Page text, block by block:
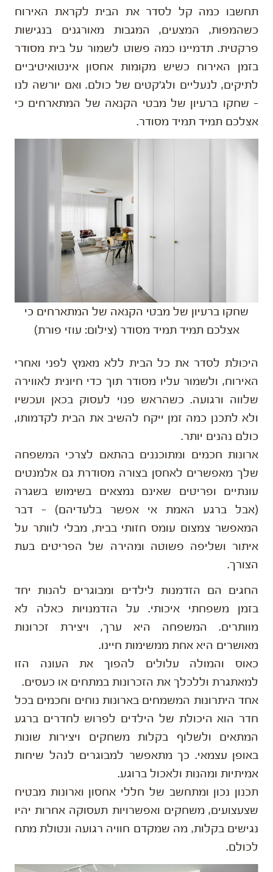
תחשבו כמה קל לסדר את הבית לקראת האירוח
כשהמפות, המצעים, המגבות מאורגנים בנגישות
פרקטית. תדמיינו כמה פשוט לשמור על בית מסודר
בזמן האירוח כשיש מקומות אחסון אינטואיטיביים
לתיקים, לנעליים ולג'קטים של כולם. ואם יורשה לנו
– שחקו ברעיון של מבטי הקנאה של המתארחים כי
אצלכם תמיד תמיד מסודר.
שחקו ברעיון של מבטי הקנאה של המתארחים כי
אצלכם תמיד תמיד מסודר (צילום: עוזי פורת)
היכולת לסדר את כל הבית ללא מאמץ לפני ואחרי
האירוח, ולשמור עליו מסודר תוך כדי חיונית לאווירה
שלווה ורגועה. כשהראש פנוי לעסוק בכאן ועכשיו
ולא לתכנן כמה זמן ייקח להשיב את הבית לקדמותו,
כולם נהנים יותר.
ארונות חכמים ומתוכננים בהתאם לצרכי המשפחה
שלך מאפשרים לאחסן בצורה מסודרת גם אלמנטים
עונתיים ופריטים שאינם נמצאים בשימוש בשגרה
(אבל ברגע האמת אי אפשר בלעדיהם) – דבר
המאפשר צמצום עומס חזותי בבית, מבלי לוותר על
איתור ושליפה פשוטה ומהירה של הפריטים בעת
הצורך.
החגים הם הזדמנות לילדים ומבוגרים להנות יחד
בזמן משפחתי איכותי. על הזדמנויות כאלה לא
מוותרים. המשפחה היא ערך, ויצירת זכרונות
מאושרים היא אחת ממשימות חיינו.
כאוס והמולה עלולים להפוך את העונה הזו
למאתגרת וללכלך את הזכרונות במתחים או כעסים.
אחד היתרונות המשמחים בארונות נוחים וחכמים בכל
חדר הוא היכולת של הילדים לפרוש לחדרים ברגע
המתאים ולשלוף בקלות משחקים ויצירות שונות
באופן עצמאי. כך מתאפשר למבוגרים לנהל שיחות
אמיתיות ומהנות ולאכול ברוגע.
תכנון נכון ומתחשב של חללי אחסון וארונות מבטיח
שצעצועים, משחקים ואפשרויות תעסוקה אחרות יהיו
נגישים בקלות, מה שמקדם חוויה רגועה ונטולת מתח
לכולם.